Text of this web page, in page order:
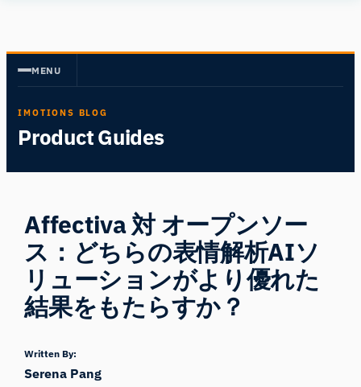
を
ス
ッ
MENU
IMOTIONS BLOG
Product Guides
Affectiva 対 オープンソー
ス：どちらの表情解析AIソ
リューションがより優れた
結果をもたらすか？
Written By:
Serena Pang